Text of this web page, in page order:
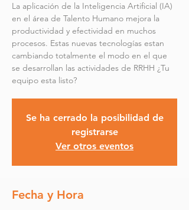
La aplicación de la Inteligencia Artificial (IA)
en el área de Talento Humano mejora la
productividad y efectividad en muchos
procesos. Estas nuevas tecnologías estan
cambiando totalmente el modo en el que
se desarrollan las actividades de RRHH ¿Tu
equipo esta listo?
Se ha cerrado la posibilidad de
registrarse
Ver otros eventos
Fecha y Hora